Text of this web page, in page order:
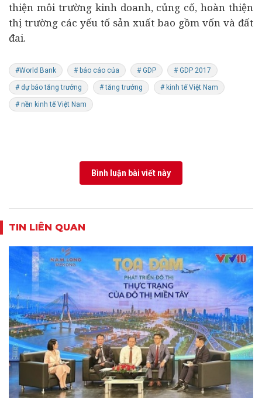
thiện môi trường kinh doanh, củng cố, hoàn thiện
thị trường các yếu tố sản xuất bao gồm vốn và đất
đai.
#World Bank # báo cáo của # GDP # GDP 2017
# dự báo tăng trưởng # tăng trưởng # kinh tế Việt Nam
# nền kinh tế Việt Nam
Bình luận bài viết này
TIN LIÊN QUAN